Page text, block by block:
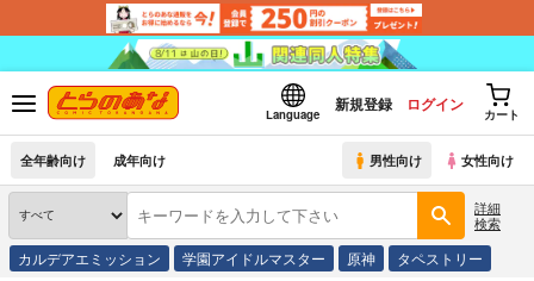
Language
新規登録 ログイン
カート
全年齢向け 成年向け 男性向け 女性向け
詳細
検索
カルデアエミッション 学園アイドルマスター 原神 タペストリー